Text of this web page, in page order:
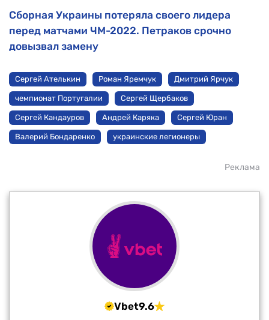
Сборная Украины потеряла своего лидера
перед матчами ЧМ-2022. Петраков срочно
довызвал замену
Сергей Ателькин Роман Яремчук Дмитрий Ярчук
чемпионат Португалии Сергей Щербаков
Сергей Кандауров Андрей Каряка Сергей Юран
Валерий Бондаренко украинские легионеры
Реклама
Vbet9.6